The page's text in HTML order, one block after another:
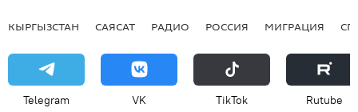
КЫРГЫЗСТАН САЯСАТ РАДИО РОССИЯ МИГРАЦИЯ
Telegram VK ТikТоk Rutube